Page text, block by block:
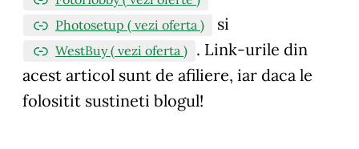
Photosetup ( vezi oferta ) si
WestBuy ( vezi oferta ) . Link-urile din
acest articol sunt de afiliere, iar daca le
folositit sustineti blogul!